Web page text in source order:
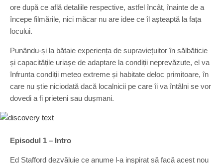
ore după ce află detaliile respective, astfel încât, înainte de a
începe filmările, nici măcar nu are idee ce îl așteaptă la fața
locului.
Punându-și la bătaie experiența de supraviețuitor în sălbăticie
și capacitățile uriașe de adaptare la condiții neprevăzute, el va
înfrunta condiții meteo extreme și habitate deloc primitoare, în
care nu știe niciodată dacă localnicii pe care îi va întâlni se vor
dovedi a fi prieteni sau dușmani.
Episodul 1 – Intro
Ed Stafford dezvăluie ce anume l-a inspirat să facă acest nou